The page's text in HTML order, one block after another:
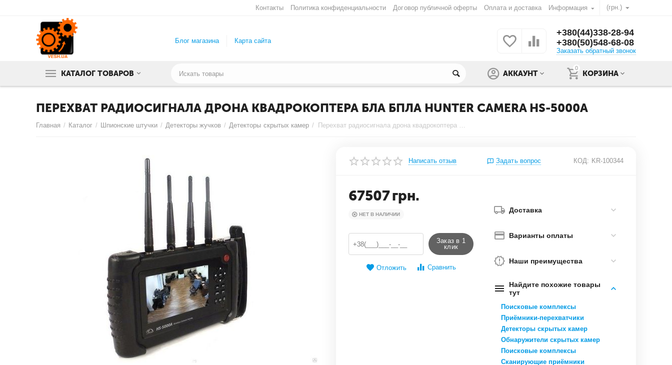
(грн.)
Контакты Политика конфиденциальности Договор публичной оферты Оплата и доставка Информация
Блог магазина Карта сайта
+380(44)338-28-94
+380(50)548-68-08
Заказать обратный звонок
КАТАЛОГ ТОВАРОВ
0
КОРЗИНА
АККАУНТ
ПЕРЕХВАТ РАДИОСИГНАЛА ДРОНА КВАДРОКОПТЕРА БЛА БПЛА HUNTER CAMERA HS-5000A
Главная / Каталог / Шпионские штучки / Детекторы жучков / Детекторы скрытых камер / Перехват радиосигнала дрона квадрокоптера БЛА БПЛА Hunter Camera HS-5000A
Написать отзыв Задать вопрос КОД: KR-100344
67507грн.
НЕТ В НАЛИЧИИ
Заказ в 1
клик
Отложить Сравнить
Доставка
Варианты оплаты
Наши преимущества
Найдите похожие товары
тут
Поисковые комплексы
Приёмники-перехватчики
Детекторы скрытых камер
Обнаружители скрытых камер
Поисковые комплексы
Сканирующие приёмники